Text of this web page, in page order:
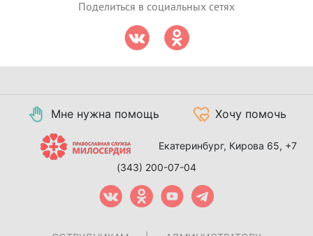
Поделиться в социальных сетях
Мне нужна помощь Хочу помочь
Екатеринбург, Кирова 65, +7
(343) 200-07-04